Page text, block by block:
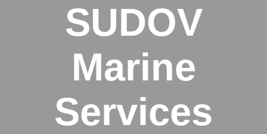
SUDOV
Marine
Services